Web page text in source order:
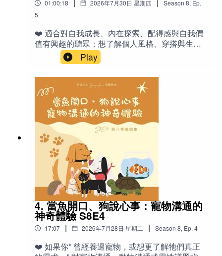
＊成為節目會員
喜歡我們的節目嗎？歡迎點選「訂閱」，不錯過每週新
上線的節目。也歡迎透過這個連結【成為會員】，支持
節目的基本營運，同時享有多項專屬福利：不限次數收
至您信箱的精美電子書。
(Music by Yevhen Onoychenko, Kevin MacLeod, Denis
Pavlov, Anastasia Kir ）
的故事） 🎙️相關老節目：《Ep 23 陪孩子學音樂》
《Ep 25 陪小孩（自己）無痛建立Routine》
《S1E23 美國中學生活-和包子、饅頭姊姊閒聊》
《Ep 13 小孩生病了怎麼辦？（催眠專題一）》
《S4E5 完美主義人格 （一）》
作 boundary：界限 guideline：指引／指導原
則 technique：技巧 structural：有結構的、系統
化的 portable：方便攜帶的 repertoire：曲目
庫 incentive：誘因／獎勵 overwhelm：壓垮、
不知所措 motivation：動機 ”tune in“ to your
kids：靜下心來感受／連結孩子 follow your
腦）、放空 🌟金句 「音樂在我生命中是很美好
的，但它不是全部。」 「寧可縮短時間，但盡量
不要間斷。」 「媽媽是你的一面鏡子，如果你不
需要天天照鏡子，就等到需要的時候再來找
我。」 「表演的目的不是表現自己，而是分享音
樂帶給你的快樂。」 「我們只是孩子帶到這個世
界上的其中一個資源而已。」 「小孩就算暫時不
學，只要還是喜歡音樂，就已經收到這份禮物
了。」 📚參考資料 《蜜蜂與月淚》（小說，引發
重新學琴的契機） Music Together（全美兒童音
樂課程） Music for Young Children（團體班教材
系統） Violin（YouTube Channel，強調練習重
要性） Little American（影集，壁球教練與孩子
的故事） 🎙️相關老節目：《Ep 23 陪孩子學音樂》
《Ep 25 陪小孩（自己）無痛建立Routine》
《S1E23 美國中學生活-和包子、饅頭姊姊閒聊》
《Ep 13 小孩生病了怎麼辦？（催眠專題一）》
01:00:18 2026年7月30日 星期四 Season 8, Ep.
5
❤️ 適合對自我成長、內在探索、配得感與自我價
值有興趣的聽眾；想了解個人風格、穿搭與生活
品味如何反映內在狀態的人；正在摸索自己喜
好、面對別人模仿或批評時容易動搖的人；以及
家長、心理諮商相關從業者或想透過日常小事提
升自我覺察的現代人。特別適合曾聽過「配得
感」相關集數、想繼續深化自我認識的聽眾。✍️
品味不是「有」或「沒有」的固定特質，而是可
以慢慢認識、提升與改變的過程。這一集從配得
感出發，分享如何透過觀察自己真正喜歡什麼、
適合什麼，來提升內在的「我值得」感受。
Jacqueline用自身與家人、客戶的真實故事，說
明認識個人品味如何帶來「鬆弛感」、自然滿
足，以及面對別人「愛學」時的心態轉換。最後
也收錄女兒們的實用建議，幫助你從生活中開始
探索屬於自己的風格。🔤英文- style：風格 -
outfits：穿搭／服裝搭配 - vibe：氛圍／感覺 -
humility ：謙虛- Pinterest：Pinterest（圖片收藏
與靈感平台） - lab grown：實驗室培育的（人造
鑽石） - clients：客戶 - shopping：購物 -
shopaholic ：購物狂 - Cargo pants：工裝褲（有
多口袋的工作褲） - mall：購物中心 - copy cat：
Play
4. 當魚開口、狗說心事：寵物溝通的
神奇體驗 S8E4
17:07 | 2026年7月28日 星期二 | Season 8, Ep. 4
❤️ 如果你* 曾經養過寵物，或想更了解牠們真正